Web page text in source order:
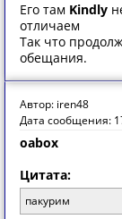
Его там Kindly
отличаем
Так что
обещания.
Автор: iren48
Дата сообщения:
oabox
Цитата:
пакурим